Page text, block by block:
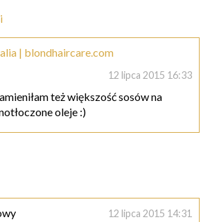
| blondhaircare.com
12 lipca 2015 16:33
też większość sosów na
oleje :)
12 lipca 2015 14:31